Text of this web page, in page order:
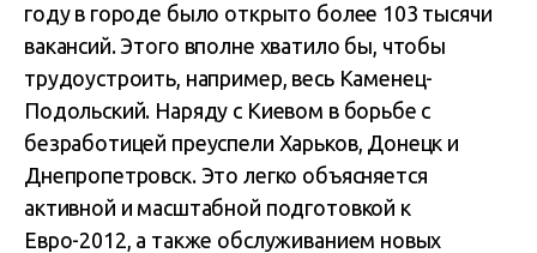
году в городе было открыто более 103 тысячи
вакансий. Этого вполне хватило бы, чтобы
трудоустроить, например, весь Каменец-
Подольский. Наряду с Киевом в борьбе с
безработицей преуспели Харьков, Донецк и
Днепропетровск. Это легко объясняется
активной и масштабной подготовкой к
Евро-2012, а также обслуживанием новых